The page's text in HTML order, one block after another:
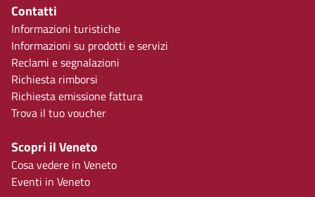
Contatti
Informazioni turistiche
Informazioni su prodotti e servizi
Reclami e segnalazioni
Richiesta rimborsi
Richiesta emissione fattura
Trova il tuo voucher
Scopri il Veneto
Cosa vedere in Veneto
Eventi in Veneto